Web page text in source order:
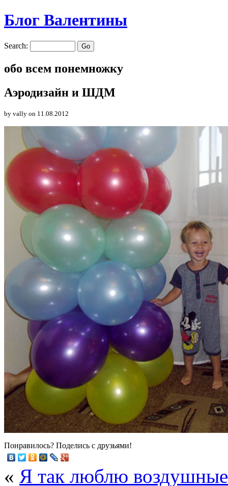
Блог Валентины
Search:
обо всем понемножку
Аэродизайн и ШДМ
by vally on 11.08.2012
Понравилось? Поделись с друзьями!
« Я так люблю